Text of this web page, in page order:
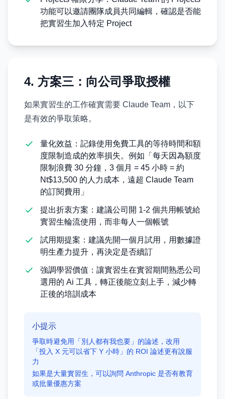
功能可以邀請團隊成員共同編輯，確認是否能
把實習生加入特定 Project
4. 方案三：向公司爭取授權
如果實習生的工作確實需要 Claude Team，以下
是有效的爭取策略。
量化效益：記錄使用免費工具的等待時間和額
度限制造成的效率損失。例如「每天因為額度
限制浪費 30 分鐘，3 個月 = 45 小時 = 約
Nt$13,500 的人力成本，遠超 Claude Team
的訂閱費用」
提出折衷方案：建議公司開 1-2 個共用帳號給
實習生輪流使用，而非每人一個帳號
試用期提案：建議先開一個月試用，用數據證
明生產力提升，再決定是否續訂
強調學習價值：讓實習生在實習期間熟悉公司
選用的 Ai 工具，轉正後能立刻上手，減少轉
正後的培訓成本
小提示
爭取時避免用「別人都有我也要」的論述，改用
「投入 X 元可以省下 Y 小時」的 ROI 論述更有說服
力
如果是大量實習生，可以詢問 Anthropic 是否有教育
或批量優惠方案